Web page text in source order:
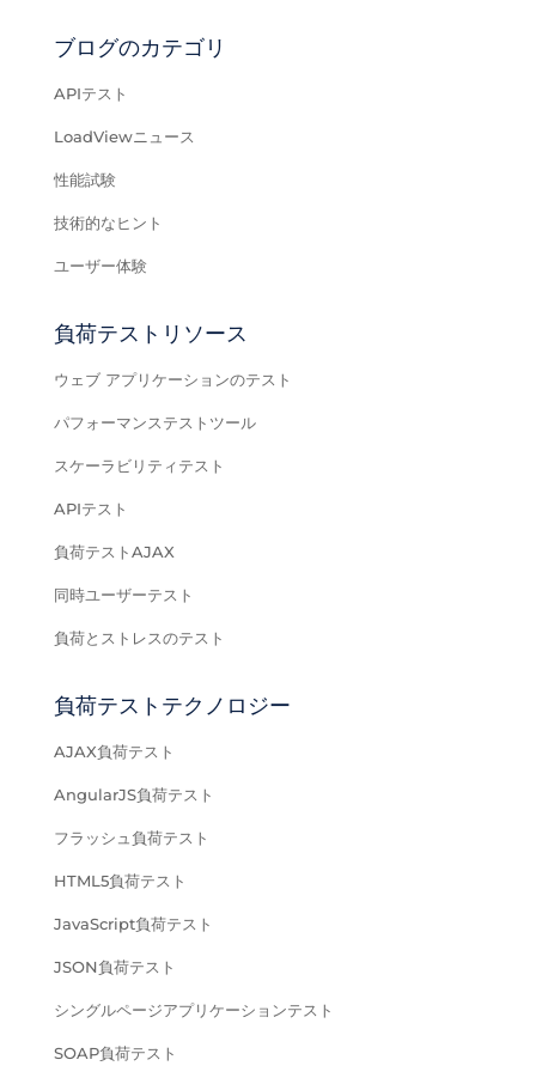
ブログのカテゴリ
APIテスト
LoadViewニュース
性能試験
技術的なヒント
ユーザー体験
負荷テストリソース
ウェブ アプリケーションのテスト
パフォーマンステストツール
スケーラビリティテスト
APIテスト
負荷テストAJAX
同時ユーザーテスト
負荷とストレスのテスト
負荷テストテクノロジー
AJAX負荷テスト
AngularJS負荷テスト
フラッシュ負荷テスト
HTML5負荷テスト
JavaScript負荷テスト
JSON負荷テスト
シングルページアプリケーションテスト
SOAP負荷テスト